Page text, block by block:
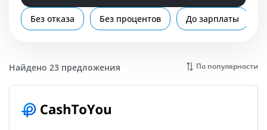
Без отказа Без процентов До зарплаты
Найдено 23 предложения По популярности